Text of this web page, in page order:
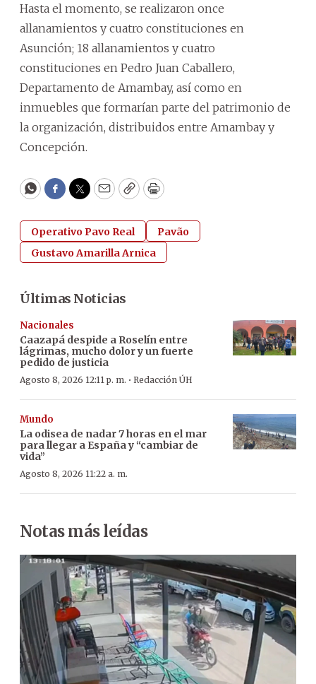
Hasta el momento, se realizaron once
allanamientos y cuatro constituciones en
Asunción; 18 allanamientos y cuatro
constituciones en Pedro Juan Caballero,
Departamento de Amambay, así como en
inmuebles que formarían parte del patrimonio de
la organización, distribuidos entre Amambay y
Concepción.
WhatsApp
Facebook
Twitter
EmailCopyPrint
Operativo Pavo Real
Pavão
Gustavo Amarilla Arnica
Últimas Noticias
Nacionales
Caazapá despide a Roselín entre
lágrimas, mucho dolor y un fuerte
pedido de justicia
Agosto 8, 2026 12:11 p. m. · Redacción ÚH
Mundo
La odisea de nadar 7 horas en el mar
para llegar a España y “cambiar de
vida”
Agosto 8, 2026 11:22 a. m.
Notas más leídas